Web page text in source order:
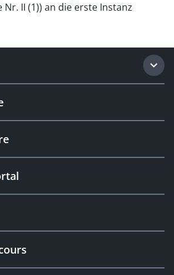
II (1)) an die erste Instanz